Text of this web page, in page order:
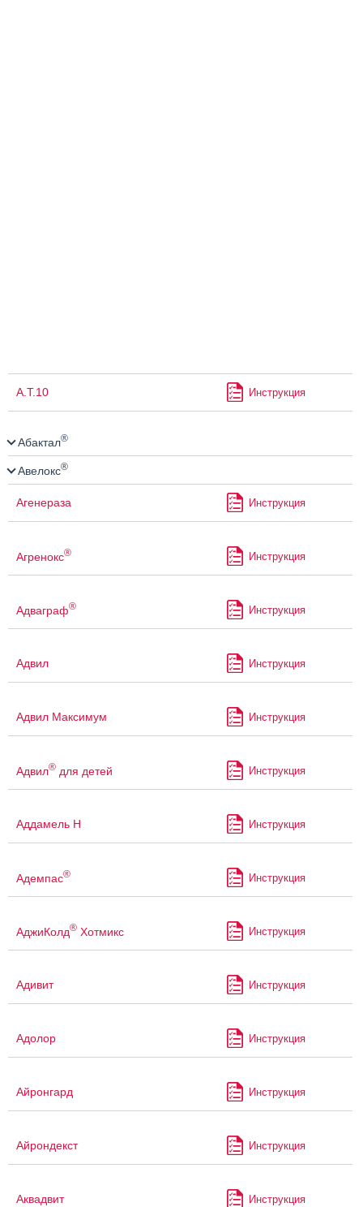
А.Т.10 Инструкция
Абактал®
Авелокс®
Агенераза Инструкция
Агренокс® Инструкция
Адваграф® Инструкция
Адвил Инструкция
Адвил Максимум Инструкция
Адвил® для детей Инструкция
Аддамель Н Инструкция
Адемпас® Инструкция
АджиКолд® Хотмикс Инструкция
Адивит Инструкция
Адолор Инструкция
Айронгард Инструкция
Айрондекст Инструкция
Аквадвит Инструкция